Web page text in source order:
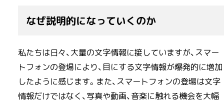
なぜ説明的になっていくのか
私たちは日々、大量の文字情報に接していますが、スマー
トフォンの登場により、目にする文字情報が爆発的に増加
したように感じます。また、スマートフォンの登場は文字
情報だけではなく、写真や動画、音楽に触れる機会を大幅